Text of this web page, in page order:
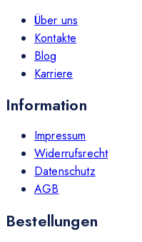
Über uns
Kontakte
Blog
Karriere
Information
Impressum
Widerrufsrecht
Datenschutz
AGB
Bestellungen